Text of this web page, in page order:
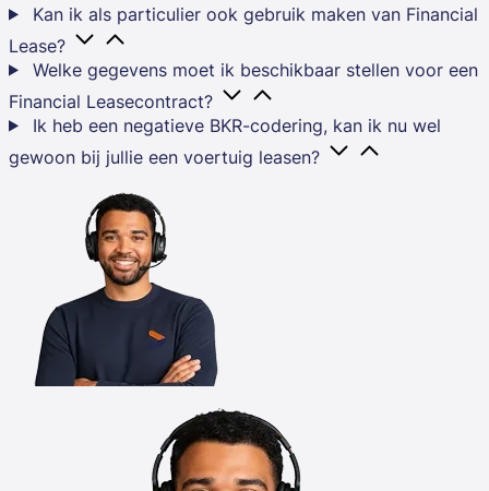
Kan ik als particulier ook gebruik maken van Financial
Lease?
Welke gegevens moet ik beschikbaar stellen voor een
Financial Leasecontract?
Ik heb een negatieve BKR-codering, kan ik nu wel
gewoon bij jullie een voertuig leasen?